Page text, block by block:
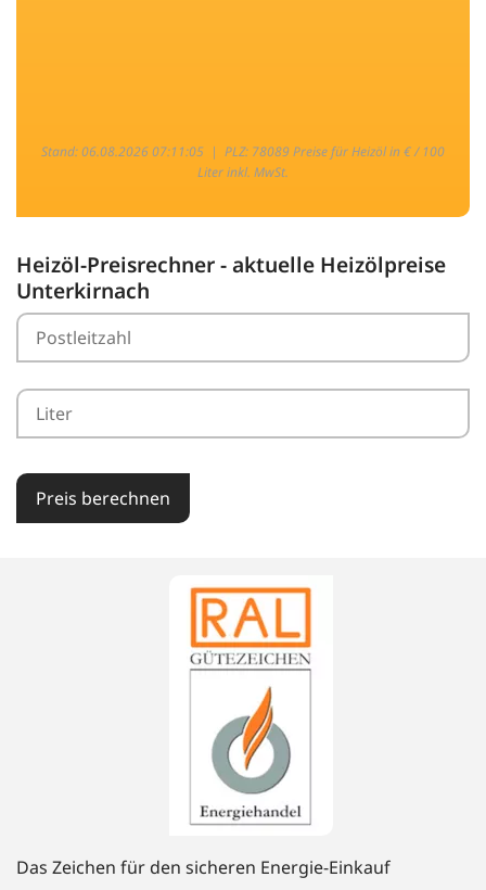
Stand: 06.08.2026 07:11:05 | PLZ: 78089 Preise für Heizöl in € / 100
Liter inkl. MwSt.
Heizöl-Preisrechner - aktuelle Heizölpreise
Unterkirnach
Preis berechnen
Das Zeichen für den sicheren Energie-Einkauf